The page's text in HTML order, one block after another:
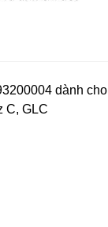
dành cho
C, GLC